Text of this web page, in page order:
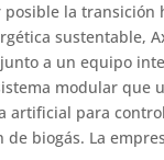
posible la transición
sustentable,
a un equipo
modular que
artificial para
de biogás. La